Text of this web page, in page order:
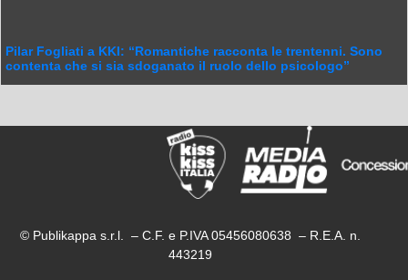
Pilar Fogliati a KKI: “Romantiche racconta le trentenni. Sono
contenta che si sia sdoganato il ruolo dello psicologo”
© Publikappa s.r.l. – C.F. e P.IVA 05456080638 – R.E.A. n.
443219